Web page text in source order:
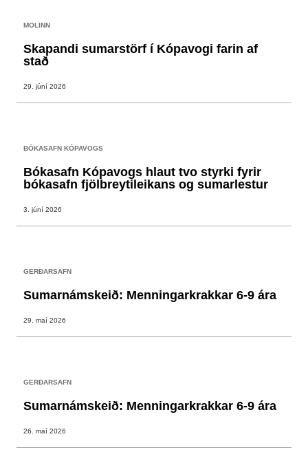
MOLINN
Skapandi sumarstörf í Kópavogi farin af
stað
29. júní 2026
BÓKASAFN KÓPAVOGS
Bókasafn Kópavogs hlaut tvo styrki fyrir
bókasafn fjölbreytileikans og sumarlestur
3. júní 2026
GERÐARSAFN
Sumarnámskeið: Menningarkrakkar 6-9 ára
29. maí 2026
GERÐARSAFN
Sumarnámskeið: Menningarkrakkar 6-9 ára
26. maí 2026